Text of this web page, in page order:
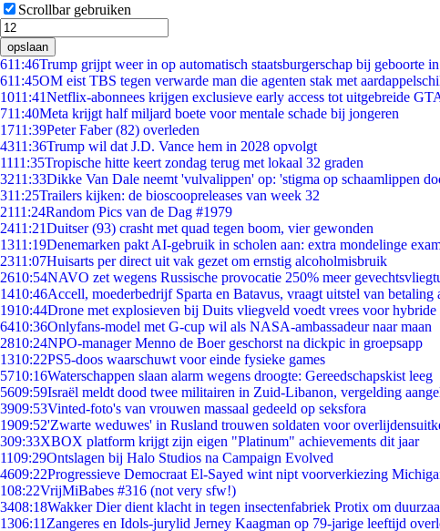
Scrollbar gebruiken
opslaan
611:46Trump grijpt weer in op automatisch staatsburgerschap bij geboorte
611:45OM eist TBS tegen verwarde man die agenten stak met
1011:41Netflix-abonnees krijgen exclusieve early access tot uitgebreide
711:40Meta krijgt half miljard boete voor mentale schade bij jongeren
1711:39Peter Faber (82) overleden
4311:36Trump wil dat J.D. Vance hem in 2028 opvolgt
1111:35Tropische hitte keert zondag terug met lokaal 32 graden
3211:33Dikke Van Dale neemt 'vulvalippen' op: 'stigma op schaamlippen
311:25Trailers kijken: de bioscoopreleases van week 32
2111:24Random Pics van de Dag #1979
2411:21Duitser (93) crasht met quad tegen boom, vier gewonden
1311:19Denemarken pakt AI-gebruik in scholen aan: extra mondelinge
2311:07Huisarts per direct uit vak gezet om ernstig alcoholmisbruik
2610:54NAVO zet wegens Russische provocatie 250% meer
1410:46Accell, moederbedrijf Sparta en Batavus, vraagt uitstel van betaling
1910:44Drone met explosieven bij Duits vliegveld voedt vrees voor hybride
6410:36Onlyfans-model met G-cup wil als NASA-ambassadeur naar maan
2810:24NPO-manager Menno de Boer geschorst na dickpic in groepsapp
1310:22PS5-doos waarschuwt voor einde fysieke games
5710:16Waterschappen slaan alarm wegens droogte: Gereedschapskist leeg
5609:59Israël meldt dood twee militairen in Zuid-Libanon, vergelding
3909:53Vinted-foto's van vrouwen massaal gedeeld op seksfora
1909:52'Zwarte weduwes' in Rusland trouwen soldaten voor
309:33XBOX platform krijgt zijn eigen "Platinum" achievements dit jaar
1109:29Ontslagen bij Halo Studios na Campaign Evolved
4609:22Progressieve Democraat El-Sayed wint nipt voorverkiezing
108:22VrijMiBabes #316 (not very sfw!)
3408:18Wakker Dier dient klacht in tegen insectenfabriek Protix om
1306:11 Zangeres en Idols-jurylid Jerney Kaagman op 79-jarige leeftijd